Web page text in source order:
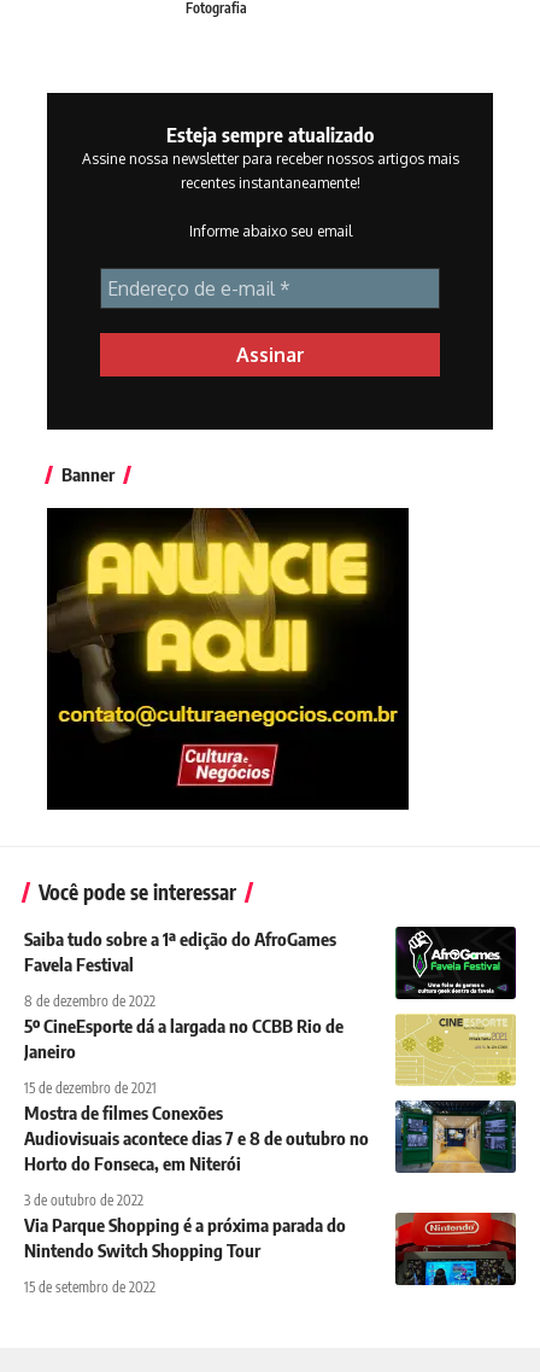
Fotografia
Esteja sempre atualizado
Assine nossa newsletter para receber nossos artigos mais
recentes instantaneamente!
Informe abaixo seu email
Banner
Você pode se interessar
Saiba tudo sobre a 1ª edição do AfroGames
Favela Festival
8 de dezembro de 2022
5º CineEsporte dá a largada no CCBB Rio de
Janeiro
15 de dezembro de 2021
Mostra de filmes Conexões
Audiovisuais acontece dias 7 e 8 de outubro no
Horto do Fonseca, em Niterói
3 de outubro de 2022
Via Parque Shopping é a próxima parada do
Nintendo Switch Shopping Tour
15 de setembro de 2022